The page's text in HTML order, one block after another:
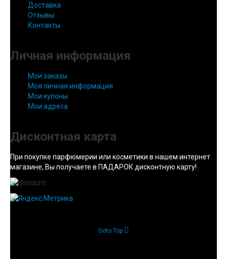
Доставка
Отзывы
Контакты
Личная информация
Мои заказы
Моя личная информация
Мои купоны
Мои адреса
Дисконтная карта
При покупке парфюмерии или косметики в нашем интернет
магазине, Вы получаете в ПАДАРОК дисконтную карту!
Goto Top